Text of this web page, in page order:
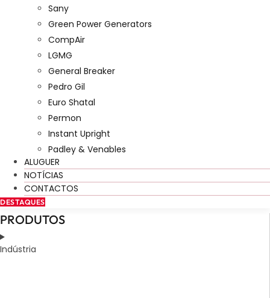
Sany
Green Power Generators
CompAir
LGMG
General Breaker
Pedro Gil
Euro Shatal
Permon
Instant Upright
Padley & Venables
ALUGUER
NOTÍCIAS
CONTACTOS
DESTAQUES
PRODUTOS
Indústria